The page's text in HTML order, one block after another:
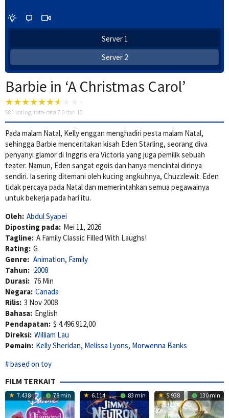
Server 1
Server 2
Barbie in ‘A Christmas Carol’
581 voting, rata-rata 7.0 dari 10
Pada malam Natal, Kelly enggan menghadiri pesta malam Natal,
sehingga Barbie menceritakan kisah Eden Starling, seorang diva
penyanyi glamor di Inggris era Victoria yang juga pemilik sebuah
teater. Namun, Eden sangat egois dan hanya mencintai dirinya
sendiri. Ia sering ditemani oleh kucing angkuhnya, Chuzzlewit. Eden
tidak percaya pada Natal dan memerintahkan semua pegawainya
untuk bekerja pada hari itu.
Oleh: Abdul Syapei
Diposting pada: Mei 11, 2026
Tagline: A Family Classic Filled With Laughs!
Rating: G
Genre: Animation, Family
Tahun: 2008
Durasi: 76 Min
Negara: Canada
Rilis: 3 Nov 2008
Bahasa: English
Pendapatan: $ 4.496.912,00
Direksi: William Lau
Pemain: Kelly Sheridan, Melissa Lyons, Morwenna Banks
based on toy
FILM TERKAIT
7.438 78 min 6.114 83 min 5.938 130 min